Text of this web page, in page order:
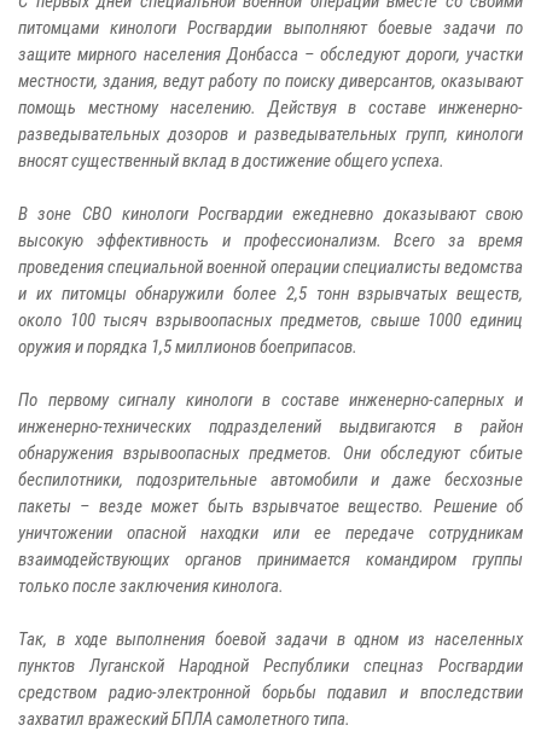
питомцами кинологи Росгвардии выполняют боевые задачи по
защите мирного населения Донбасса – обследуют дороги, участки
местности, здания, ведут работу по поиску диверсантов, оказывают
помощь местному населению. Действуя в составе инженерно-
разведывательных дозоров и разведывательных групп, кинологи
вносят существенный вклад в достижение общего успеха.
В зоне СВО кинологи Росгвардии ежедневно доказывают свою
высокую эффективность и профессионализм. Всего за время
проведения специальной военной операции специалисты ведомства
и их питомцы обнаружили более 2,5 тонн взрывчатых веществ,
около 100 тысяч взрывоопасных предметов, свыше 1000 единиц
оружия и порядка 1,5 миллионов боеприпасов.
По первому сигналу кинологи в составе инженерно-саперных и
инженерно-технических подразделений выдвигаются в район
обнаружения взрывоопасных предметов. Они обследуют сбитые
беспилотники, подозрительные автомобили и даже бесхозные
пакеты – везде может быть взрывчатое вещество. Решение об
уничтожении опасной находки или ее передаче сотрудникам
взаимодействующих органов принимается командиром группы
только после заключения кинолога.
Так, в ходе выполнения боевой задачи в одном из населенных
пунктов Луганской Народной Республики спецназ Росгвардии
средством радио-электронной борьбы подавил и впоследствии
захватил вражеский БПЛА самолетного типа.